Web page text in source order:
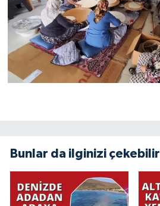
Bunlar da ilginizi çekebilir